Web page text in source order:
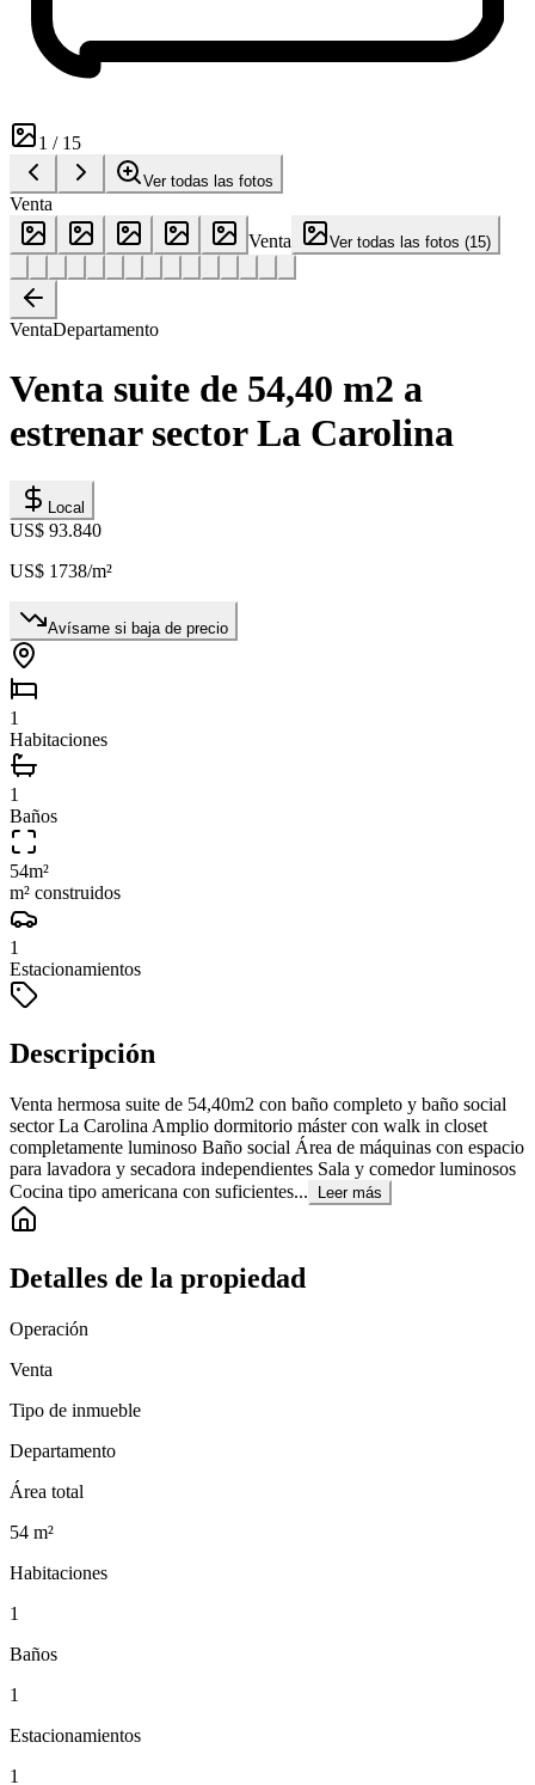
1 / 15
Ver todas las fotos
Venta
Venta
Ver todas las fotos (15)
VentaDepartamento
Venta suite de 54,40 m2 a
estrenar sector La Carolina
Local
US$ 93.840
US$ 1738/m²
Avísame si baja de precio
1
Habitaciones
1
Baños
54m²
m² construidos
1
Estacionamientos
Descripción
Venta hermosa suite de 54,40m2 con baño completo y baño social
sector La Carolina Amplio dormitorio máster con walk in closet
completamente luminoso Baño social Área de máquinas con espacio
para lavadora y secadora independientes Sala y comedor luminosos
Cocina tipo americana con suficientes...
Leer más
Detalles de la propiedad
Operación
Venta
Tipo de inmueble
Departamento
Área total
54 m²
Habitaciones
1
Baños
1
Estacionamientos
1